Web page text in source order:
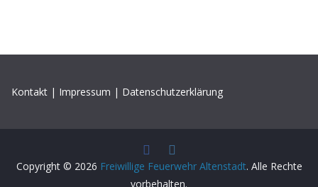
Kontakt | Impressum | Datenschutzerklärung
Copyright © 2026 Freiwillige Feuerwehr Altenstadt. Alle Rechte
vorbehalten.